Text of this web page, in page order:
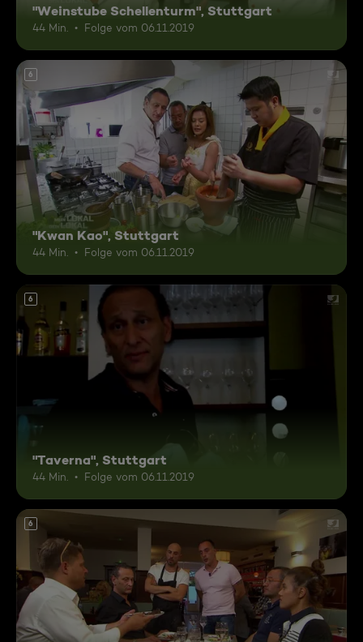
"Weinstube Schellenturm", Stuttgart
44 Min. Folge vom 06.11.2019
6
"Kwan Kao", Stuttgart
44 Min. Folge vom 06.11.2019
6
"Taverna", Stuttgart
44 Min. Folge vom 06.11.2019
6